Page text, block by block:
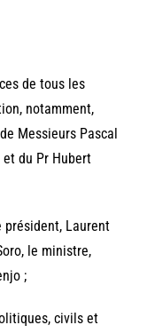
de tous les
notamment,
Messieurs Pascal
et du Pr Hubert
Laurent
le ministre,
;
civils et